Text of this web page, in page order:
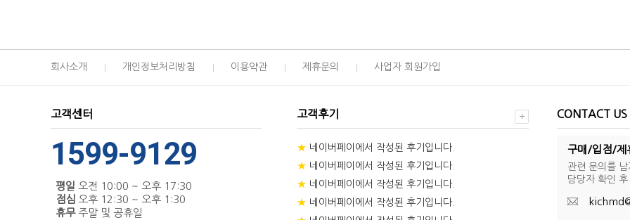
회사소개 개인정보처리방침 이용약관 제휴문의 사업자 회원가입
고객센터
1599-9129
평일 오전 10:00 ~ 오후 17:30
점심 오후 12:30 ~ 오후 1:30
휴무주말 및 공휴일
고객후기
★ 네이버페이에서 작성된 후기입니다.
★ 네이버페이에서 작성된 후기입니다.
★ 네이버페이에서 작성된 후기입니다.
★ 네이버페이에서 작성된 후기입니다.
CONTACT US
구매/입점/제
관련 문의를 남
담당자 확인 후